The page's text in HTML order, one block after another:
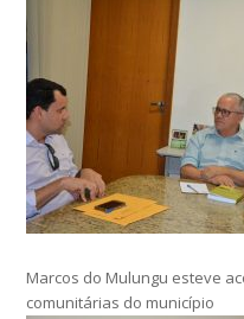
Marcos do Mulungu esteve
comunitárias do município